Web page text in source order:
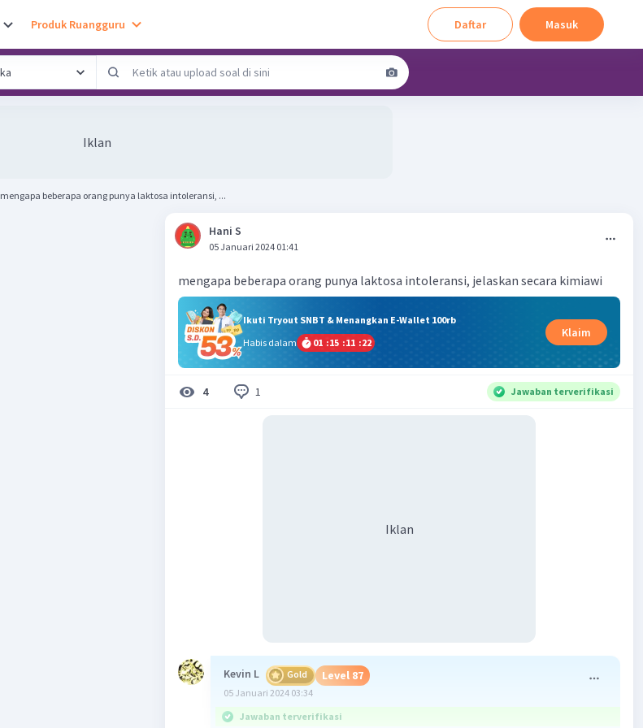
Produk Ruangguru Daftar Masuk
Iklan
mengapa beberapa orang punya laktosa intoleransi, ...
Hani S
05 Januari 2024 01:41
mengapa beberapa orang punya laktosa intoleransi, jelaskan secara kimiawi
Ikuti Tryout SNBT & Menangkan E-Wallet 100rb
Habis dalam
01 :15 :11 :22
Klaim
4 1 Jawaban terverifikasi
Iklan
Kevin L Gold Level 87
05 Januari 2024 03:34
Jawaban terverifikasi